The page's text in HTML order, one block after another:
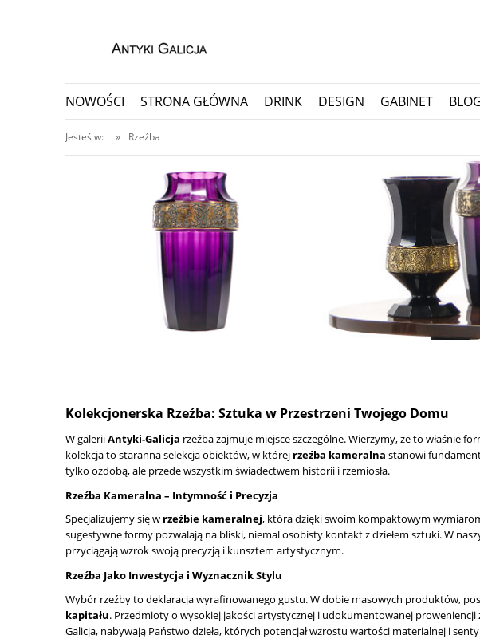
NOWOŚCI STRONA GŁÓWNA DRINK DESIGN GABINET
PORCELANA I CERAMIKA
Jesteś w: » Rzeźba
Kolekcjonerska Rzeźba: Sztuka w Przestrzeni Twojego Domu
W galeriiAntyki-Galicja rzeźba zajmuje miejsce szczególne. Wierzymy, że to właśnie
kolekcja to staranna selekcja obiektów, w której rzeźba kameralna stanowi
tylko ozdobą, ale przede wszystkim świadectwem historii i rzemiosła.
Rzeźba Kameralna – Intymność i Precyzja
Specjalizujemy się w rzeźbie kameralnej, która dzięki swoim kompaktowym
sugestywne formy pozwalają na bliski, niemal osobisty kontakt z dziełem sztuki. W
przyciągają wzrok swoją precyzją i kunsztem artystycznym.
Rzeźba Jako Inwestycja i Wyznacznik Stylu
Wybór rzeźby to deklaracja wyrafinowanego gustu. W dobie masowych produktów,
kapitału. Przedmioty o wysokiej jakości artystycznej i udokumentowanej
Galicja, nabywają Państwo dzieła, których potencjał wzrostu wartości materialnej i